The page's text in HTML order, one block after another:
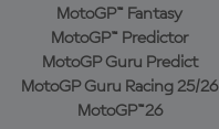
MotoGP™ Fantasy
MotoGP™ Predictor
MotoGP Guru Predict
MotoGP Guru Racing 25/26
MotoGP™26